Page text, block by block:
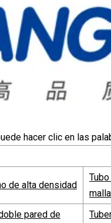
hacer clic en las
de alta densidad
pared de